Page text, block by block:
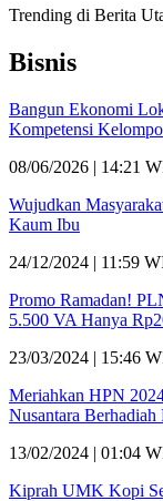
Trending di Berita
Bisnis
Bangun Ekonomi
Kompetensi
08/06/2026 | 14:21
Wujudkan
Kaum Ibu
24/12/2024 | 11:59
Promo Ramadan!
5.500 VA Hanya
23/03/2024 | 15:46
Meriahkan HPN
Nusantara
13/02/2024 | 01:04
Kiprah UMK Kopi